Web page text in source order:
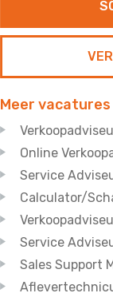
Meer
Online
Service
Calculator/
Service
Sales Support